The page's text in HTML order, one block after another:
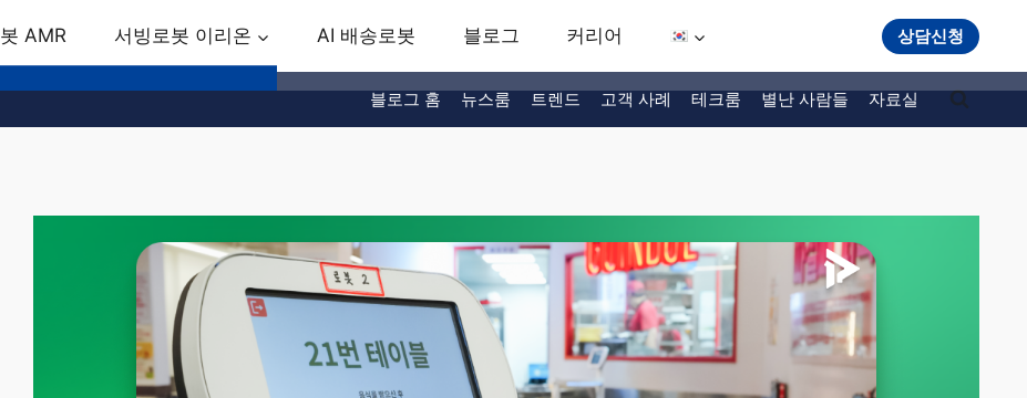
AMR 서빙로봇 이리온 AI 배송로봇 블로그 커리어 상담신청
블로그 홈 뉴스룸 트렌드 고객 사례 테크룸 별난 사람들 자료실